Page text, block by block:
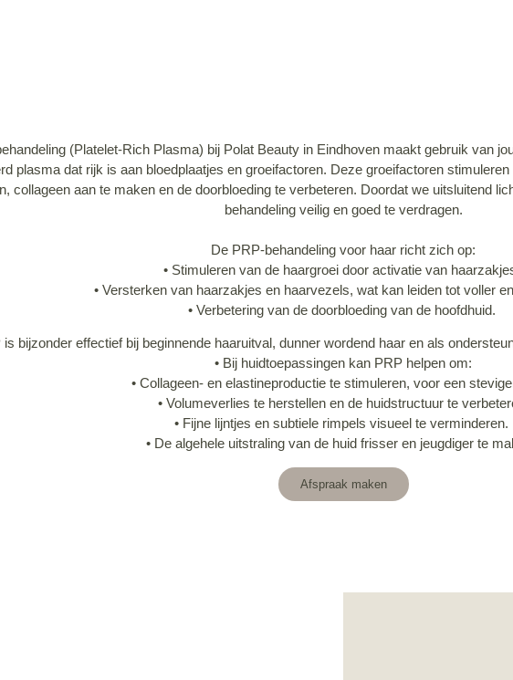
(Platelet-Rich Plasma) bij Polat Beauty in Eindhoven maakt gebruik van
plasma dat rijk is aan bloedplaatjes en groeifactoren. Deze groeifactoren
collageen aan te maken en de doorbloeding te verbeteren. Doordat we uitsluitend
behandeling veilig en goed te verdragen.
De PRP-behandeling voor haar richt zich op:
• Stimuleren van de haargroeidoor activatie van
• Versterken van haarzakjes en haarvezels, wat kan leiden tot voller
• Verbetering van de doorbloeding van de hoofdhuid.
is bijzonder effectief bij beginnende haaruitval, dunner wordend haaren als
• Bij huidtoepassingen kan PRP helpen om:
• Collageen- en elastineproductie te stimuleren, voor een
• Volumeverlies te herstellen en de huidstructuur te
• Fijne lijntjes en subtiele rimpels visueel te verminderen.
• De algehele uitstraling van de huid frisser en jeugdiger te
Afspraak maken